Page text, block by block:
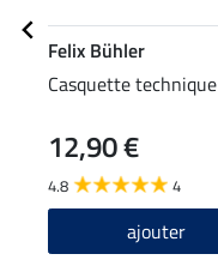
Felix Bühler
Casquette
12,90 €
4.8 4
ajouter